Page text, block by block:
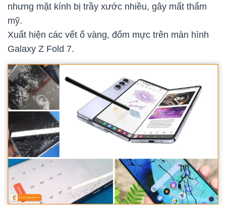
nhưng mặt kính bị trầy xước nhiều, gây mất thẩm
mỹ.
Xuất hiện các vết ố vàng, đốm mực trên màn hình
Galaxy Z Fold 7.